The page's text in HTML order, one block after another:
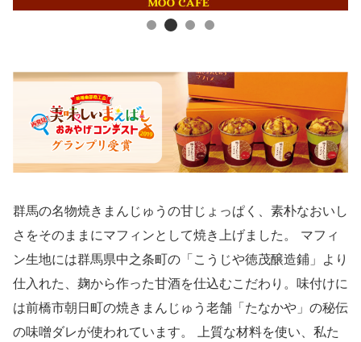
群馬の名物焼きまんじゅうの甘じょっぱく、素朴なおいし
さをそのままにマフィンとして焼き上げました。 マフィ
ン生地には群馬県中之条町の「こうじや徳茂醸造鋪」より
仕入れた、麹から作った甘酒を仕込むこだわり。味付けに
は前橋市朝日町の焼きまんじゅう老舗「たなかや」の秘伝
の味噌ダレが使われています。 上質な材料を使い、私た